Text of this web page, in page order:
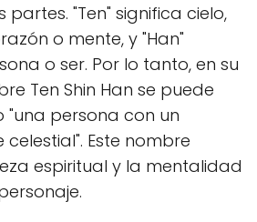
"Ten" significa cielo,
o mente, y "Han"
o ser. Por lo tanto, en su
Ten Shin Han se puede
persona con un
Este nombre
espiritual y la mentalidad